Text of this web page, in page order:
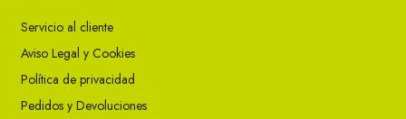
Servicio al cliente
Aviso Legal y Cookies
Política de privacidad
Pedidos y Devoluciones